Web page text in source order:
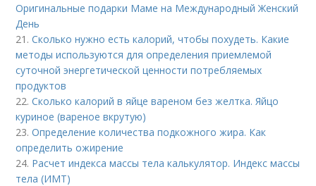
Оригинальные подарки Маме на Международный Женский
День
21.Сколько нужно есть калорий, чтобы похудеть. Какие
методы используются для определения приемлемой
суточной энергетической ценности потребляемых
продуктов
22.Сколько калорий в яйце вареном без желтка. Яйцо
куриное (вареное вкрутую)
23.Определение количества подкожного жира. Как
определить ожирение
24. Расчет индекса массы тела калькулятор. Индекс массы
тела (ИМТ)